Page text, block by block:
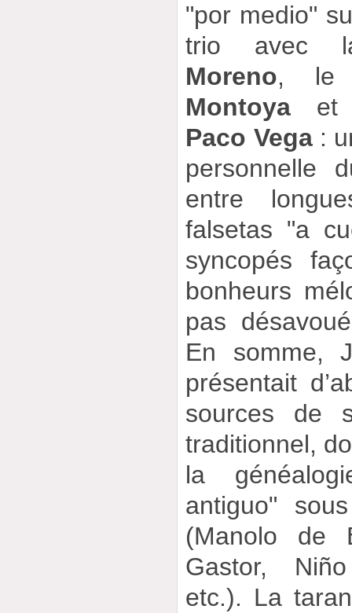
"por medio"
trio avec
Moreno, le
Montoya et
Paco Vega:
personnelle
entre
falsetas "a
syncopés
bonheurs
pas
En somme,
présentait
sources de
traditionnel,
la
antiguo"
(Manolo de
Gastor,
etc.). La